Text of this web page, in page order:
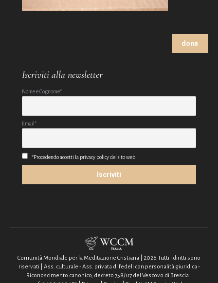
dona
Iscriviti alla newsletter
Nome e Cognome*
Email*
*Procedendo accetti la privacy policy del sito web
Comunità Mondiale per la Meditazione Cristiana | 2026 Tutti i diritti sono
riservati | Ass. culturale - Ass. privata di fedeli con personalità giuridica -
Riconoscimento canonico, decreto 758/07 del Vescovo di Brescia |